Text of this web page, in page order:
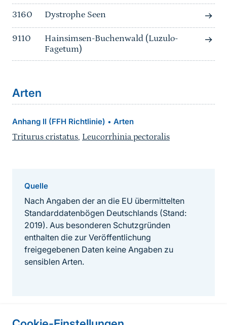
3160 Dystrophe Seen
9110
Hainsimsen-Buchenwald (Luzulo-
Fagetum)
Arten
Anhang II (FFH Richtlinie) • Arten
Triturus cristatus, Leucorrhinia pectoralis
Quelle
Nach Angaben der an die EU übermittelten
Standarddatenbögen Deutschlands (Stand:
2019). Aus besonderen Schutzgründen
enthalten die zur Veröffentlichung
freigegebenen Daten keine Angaben zu
sensiblen Arten.